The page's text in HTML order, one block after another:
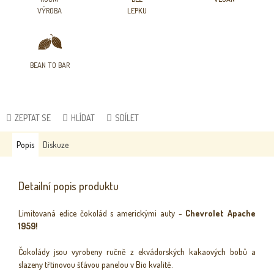
VÝROBA
LEPKU
BEAN TO BAR
ZEPTAT SE HLÍDAT SDÍLET
Popis Diskuze
Detailní popis produktu
Limitovaná edice čokolád s americkými auty - Chevrolet Apache
1959!
Čokolády jsou vyrobeny ručně z ekvádorských kakaových bobů a
slazeny třtinovou šťávou panelou v Bio kvalitě.